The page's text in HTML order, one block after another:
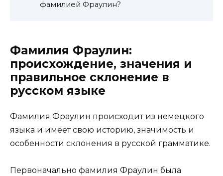
фамилией Фраулин?
Фамилия Фраулин:
происхождение, значения и
правильное склонение в
русском языке
Фамилия Фраулин происходит из немецкого
языка и имеет свою историю, значимость и
особенности склонения в русской грамматике.
Первоначально фамилия Фраулин была